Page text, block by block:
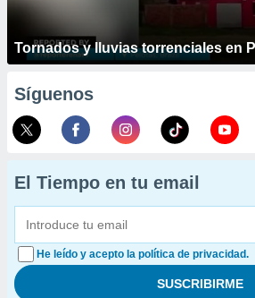
Tornados y lluvias torrenciales en
Síguenos
El Tiempo en tu email
He leído y acepto la política de privacidad.